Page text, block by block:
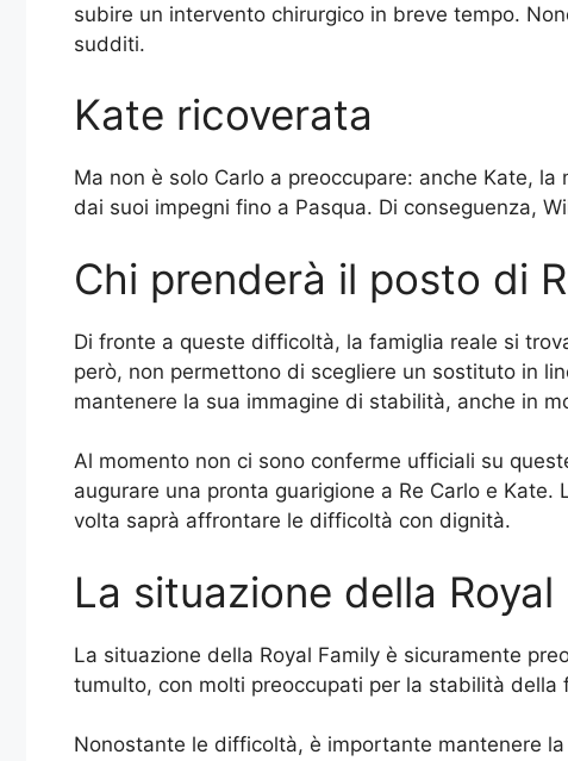
subire un intervento chirurgico in breve tempo.
sudditi.
Kate ricoverata
Ma non è solo Carlo a preoccupare: anche Kate,
dai suoi impegni fino a Pasqua. Di conseguenza,
Chi prenderà il posto di
Di fronte a queste difficoltà, la famiglia reale si
però, non permettono di scegliere un sostituto in
mantenere la sua immagine di stabilità, anche in
Al momento non ci sono conferme ufficiali su
augurare una pronta guarigione a Re Carlo e
volta saprà affrontare le difficoltà con dignità.
La situazione della Royal
La situazione della Royal Family è sicuramente
tumulto, con molti preoccupati per la stabilità della
Nonostante le difficoltà, è importante mantenere